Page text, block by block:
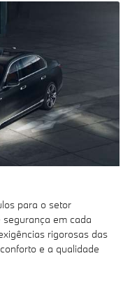
para o setor
em cada
rigorosas das
e a qualidade